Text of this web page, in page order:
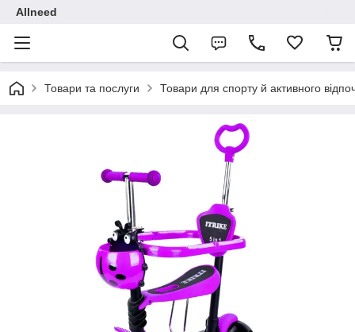
Allneed
Товари та послуги Товари для спорту й активного